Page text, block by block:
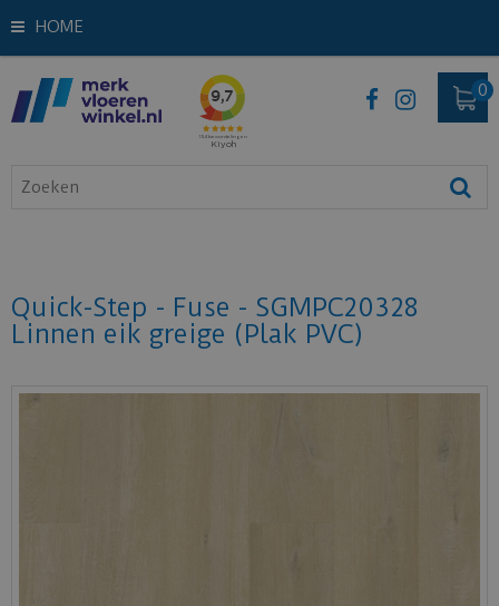
HOME
Quick-Step - Fuse - SGMPC20328
Linnen eik greige (Plak PVC)